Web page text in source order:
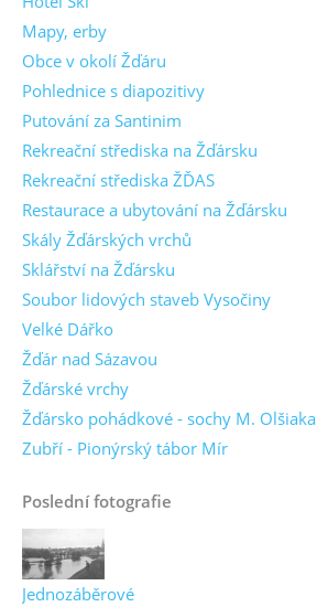
Mapy, erby
Obce v okolí Žďáru
Pohlednice s diapozitivy
Putování za Santinim
Rekreační střediska na Žďársku
Rekreační střediska ŽĎAS
Restaurace a ubytování na Žďársku
Skály Žďárských vrchů
Sklářství na Žďársku
Soubor lidových staveb Vysočiny
Velké Dářko
Žďár nad Sázavou
Žďárské vrchy
Žďársko pohádkové - sochy M. Olšiaka
Zubří - Pionýrský tábor Mír
Poslední fotografie
Jednozáběrové